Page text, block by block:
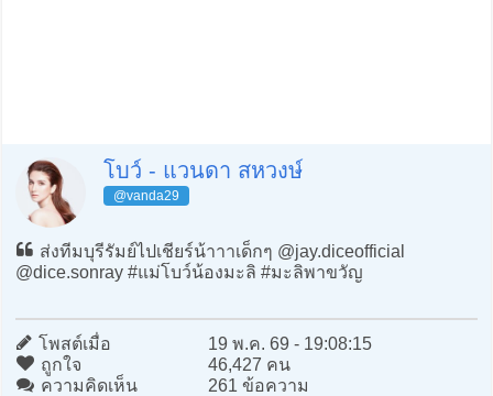
โบว์ - แวนดา สหวงษ์
@vanda29
ส่งทีมบุรีรัมย์ไปเชียร์น้าาาเด็กๆ @jay.diceofficial
@dice.sonray #แม่โบว์น้องมะลิ #มะลิพาขวัญ
โพสต์เมื่อ
19 พ.ค. 69 - 19:08:15
ถูกใจ
46,427 คน
ความคิดเห็น
261 ข้อความ